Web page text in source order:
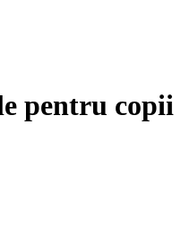
pentru copii